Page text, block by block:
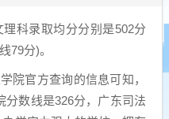
科录取均分分别是502分
79分)。
院官方查询的信息可知，
分数线是326分，广东司法